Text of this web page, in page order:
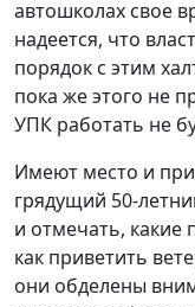
автошколах свое
надеется, что
порядок с этим
пока же этого не
УПК работать не
Имеют место и
грядущий 50-
и отмечать,
как приветить
они обделены